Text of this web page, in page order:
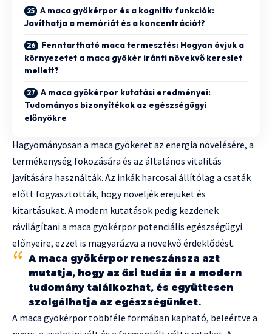
A maca gyökérpor és a kognitív funkciók:
Javíthatja a memóriát és a koncentrációt?
Fenntartható maca termesztés: Hogyan óvjuk a
környezetet a maca gyökér iránti növekvő kereslet
mellett?
A maca gyökérpor kutatási eredményei:
Tudományos bizonyítékok az egészségügyi
előnyökre
Hagyományosan a maca gyökeret az energia növelésére, a
termékenység fokozására és az általános vitalitás
javítására használták. Az inkák harcosai állítólag a csaták
előtt fogyasztották, hogy növeljék erejüket és
kitartásukat. A modern kutatások pedig kezdenek
rávilágítani a maca gyökérpor potenciális egészségügyi
előnyeire, ezzel is magyarázva a növekvő érdeklődést.
A maca gyökérpor reneszánsza azt
mutatja, hogy az ősi tudás és a modern
tudomány találkozhat, és együttesen
szolgálhatja az egészségünket.
A maca gyökérpor többféle formában kapható, beleértve a